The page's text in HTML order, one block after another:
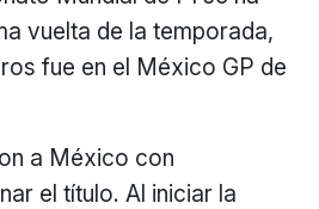
vuelta de la temporada,
fue en el México GP de
a México con
el título. Al iniciar la